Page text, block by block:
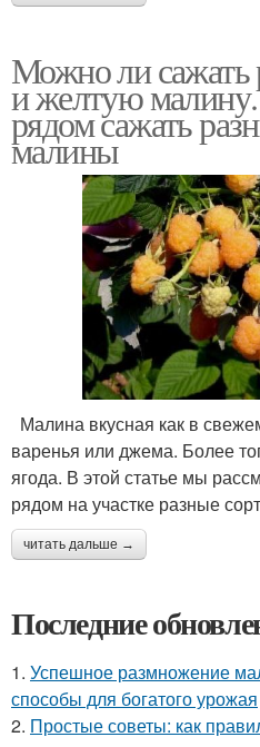
Можно ли сажать
и желтую
рядом сажать
малины
Малина вкусная как в
варенья или джема. Более
ягода. В этой статье мы
рядом на участке разные
читать дальше →
Последние
1. Успешное размножение
способы для богатого урожая
2. Простые советы: как